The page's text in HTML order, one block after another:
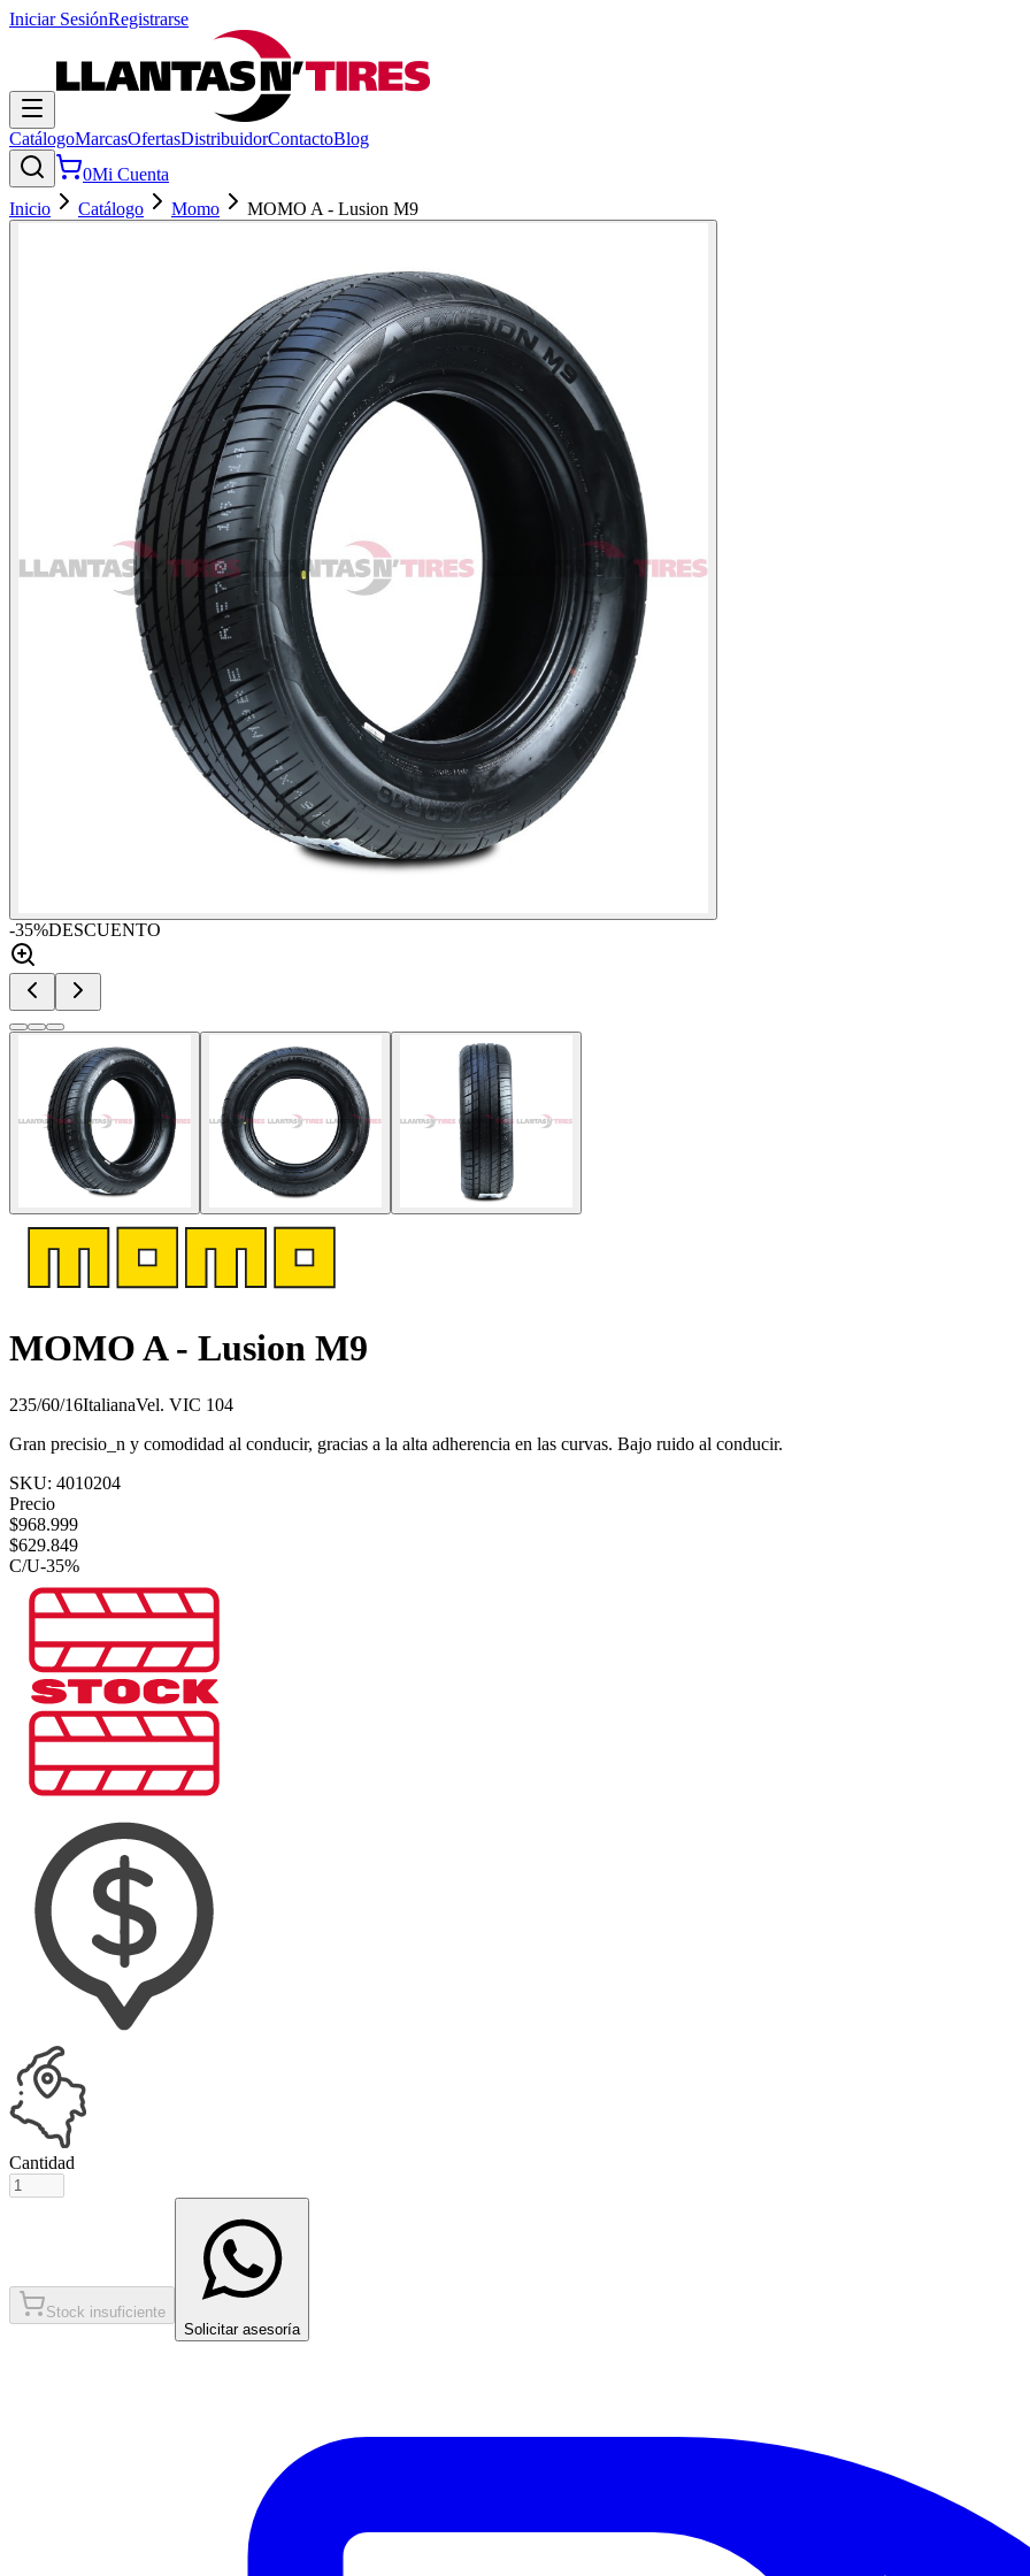
Iniciar SesiónRegistrarse
CatálogoMarcasOfertasDistribuidorContactoBlog
0Mi Cuenta
Inicio
Catálogo Momo MOMO A - Lusion M9
-35%DESCUENTO
MOMO A - Lusion M9
235/60/16ItalianaVel. VIC 104
Gran precisio_n y comodidad al conducir, gracias a la alta adherencia en las curvas. Bajo ruido al conducir.
SKU: 4010204
Precio
$968.999
$629.849
C/U-35%
Cantidad
Stock insuficiente
Solicitar asesoría